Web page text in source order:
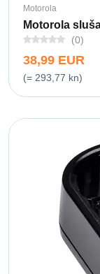
Motorola
Motorola
(0)
38,99 EUR
(= 293,77 kn)